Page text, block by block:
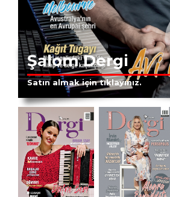
Şalom Dergi
Satın almak için tıklayınız.